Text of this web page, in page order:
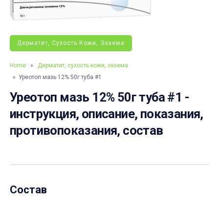
Дерматит, Сухость Кожи, Экзема
Home »
Дерматит, сухость кожи, экзема
» Уреотоп мазь 12% 50г туба #1
Уреотоп мазь 12% 50г туба #1 -
инструкция, описание, показания,
противопоказания, состав
Состав